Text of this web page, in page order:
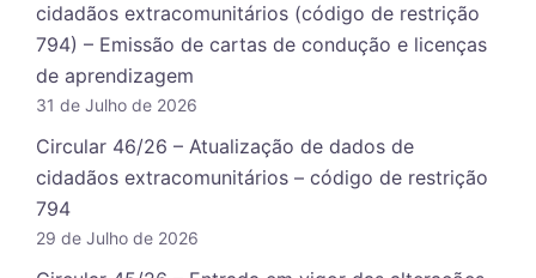
cidadãos extracomunitários (código de restrição
794) – Emissão de cartas de condução e licenças
de aprendizagem
31 de Julho de 2026
Circular 46/26 – Atualização de dados de
cidadãos extracomunitários – código de restrição
794
29 de Julho de 2026